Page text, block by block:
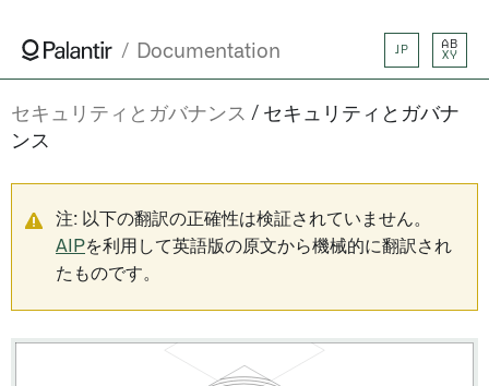
Documentation JP
AB
XY
セキュリティとガバナンス
セキュリティとガバナ
ンス
注: 以下の翻訳の正確性は検証されていません。
AIPを利用して英語版の原文から機械的に翻訳され
たものです。